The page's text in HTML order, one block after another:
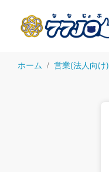
ホーム 営業(法人向け)